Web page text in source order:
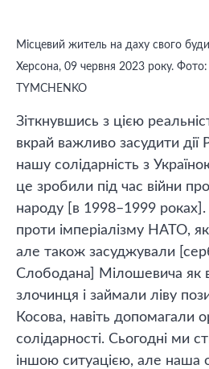
Місцевий житель на даху свого
Херсона, 09 червня 2023 року.
TYMCHENKO
Зіткнувшись з цією
вкрай важливо засудити дії
нашу солідарність з
це зробили під час війни
народу [в 1998–1999 роках].
проти імперіалізму НАТО,
але також засуджували
Слободана] Мілошевича як
злочинця і займали ліву
Косова, навіть допомагали
солідарності. Сьогодні ми
іншою ситуацією, але наша